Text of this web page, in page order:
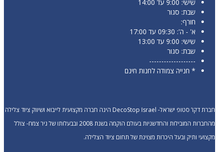
שישי: 9:00 עד 14:00
שבת: סגור
חורף:
א' - ה': 09:30 עד 17:00
שישי: 9:00 עד 13:00
שבת: סגור
-------------------
* חנייה צמודה לחנות חינם
חברת דקו’ סטופ ישראל- DecoStop Israel הינה חברה מקצועית לייבוא ושיווק ציוד צלילה
מהחברות המובילות והחדשניות בעולם הוקמה בשנת 2008 ובבעלותו של ניר צמח- צולל
מקצועי ותיק ובעל היכרות מצוינת של תחום ציוד הצלילה.